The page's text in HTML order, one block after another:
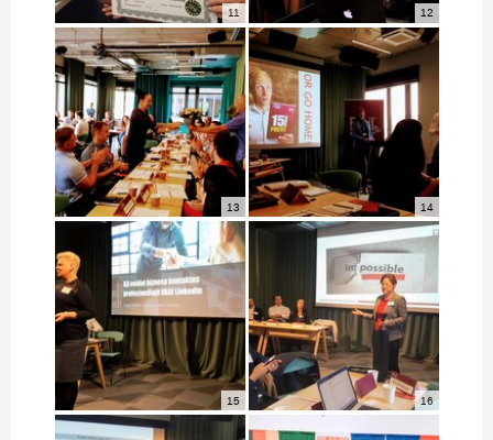
11 12
13 14
15 16